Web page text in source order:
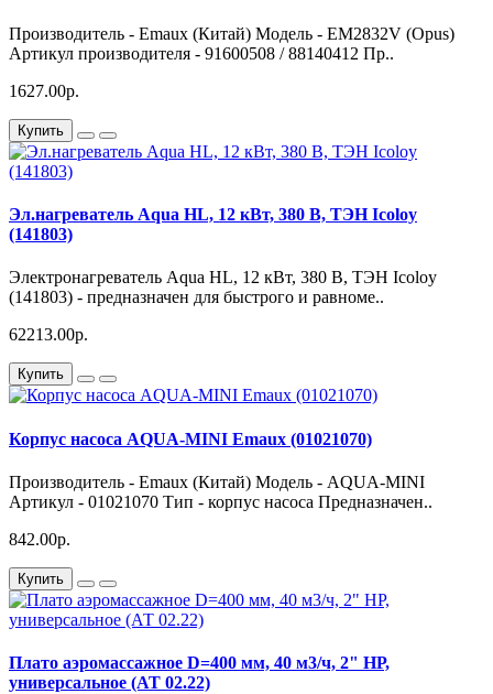
Производитель - Emaux (Китай) Модель - EM2832V (Opus)
Артикул производителя - 91600508 / 88140412 Пр..
1627.00р.
Купить
Эл.нагреватель Aqua HL, 12 кВт, 380 В, ТЭН Icoloy
(141803)
Электронагреватель Aqua HL, 12 кВт, 380 В, ТЭН Icoloy
(141803) - предназначен для быстрого и равноме..
62213.00р.
Купить
Корпус насоса AQUA-MINI Emaux (01021070)
Производитель - Emaux (Китай) Модель - AQUA-MINI
Артикул - 01021070 Тип - корпус насоса Предназначен..
842.00р.
Купить
Плато аэромассажное D=400 мм, 40 м3/ч, 2" НР,
универсальное (АТ 02.22)